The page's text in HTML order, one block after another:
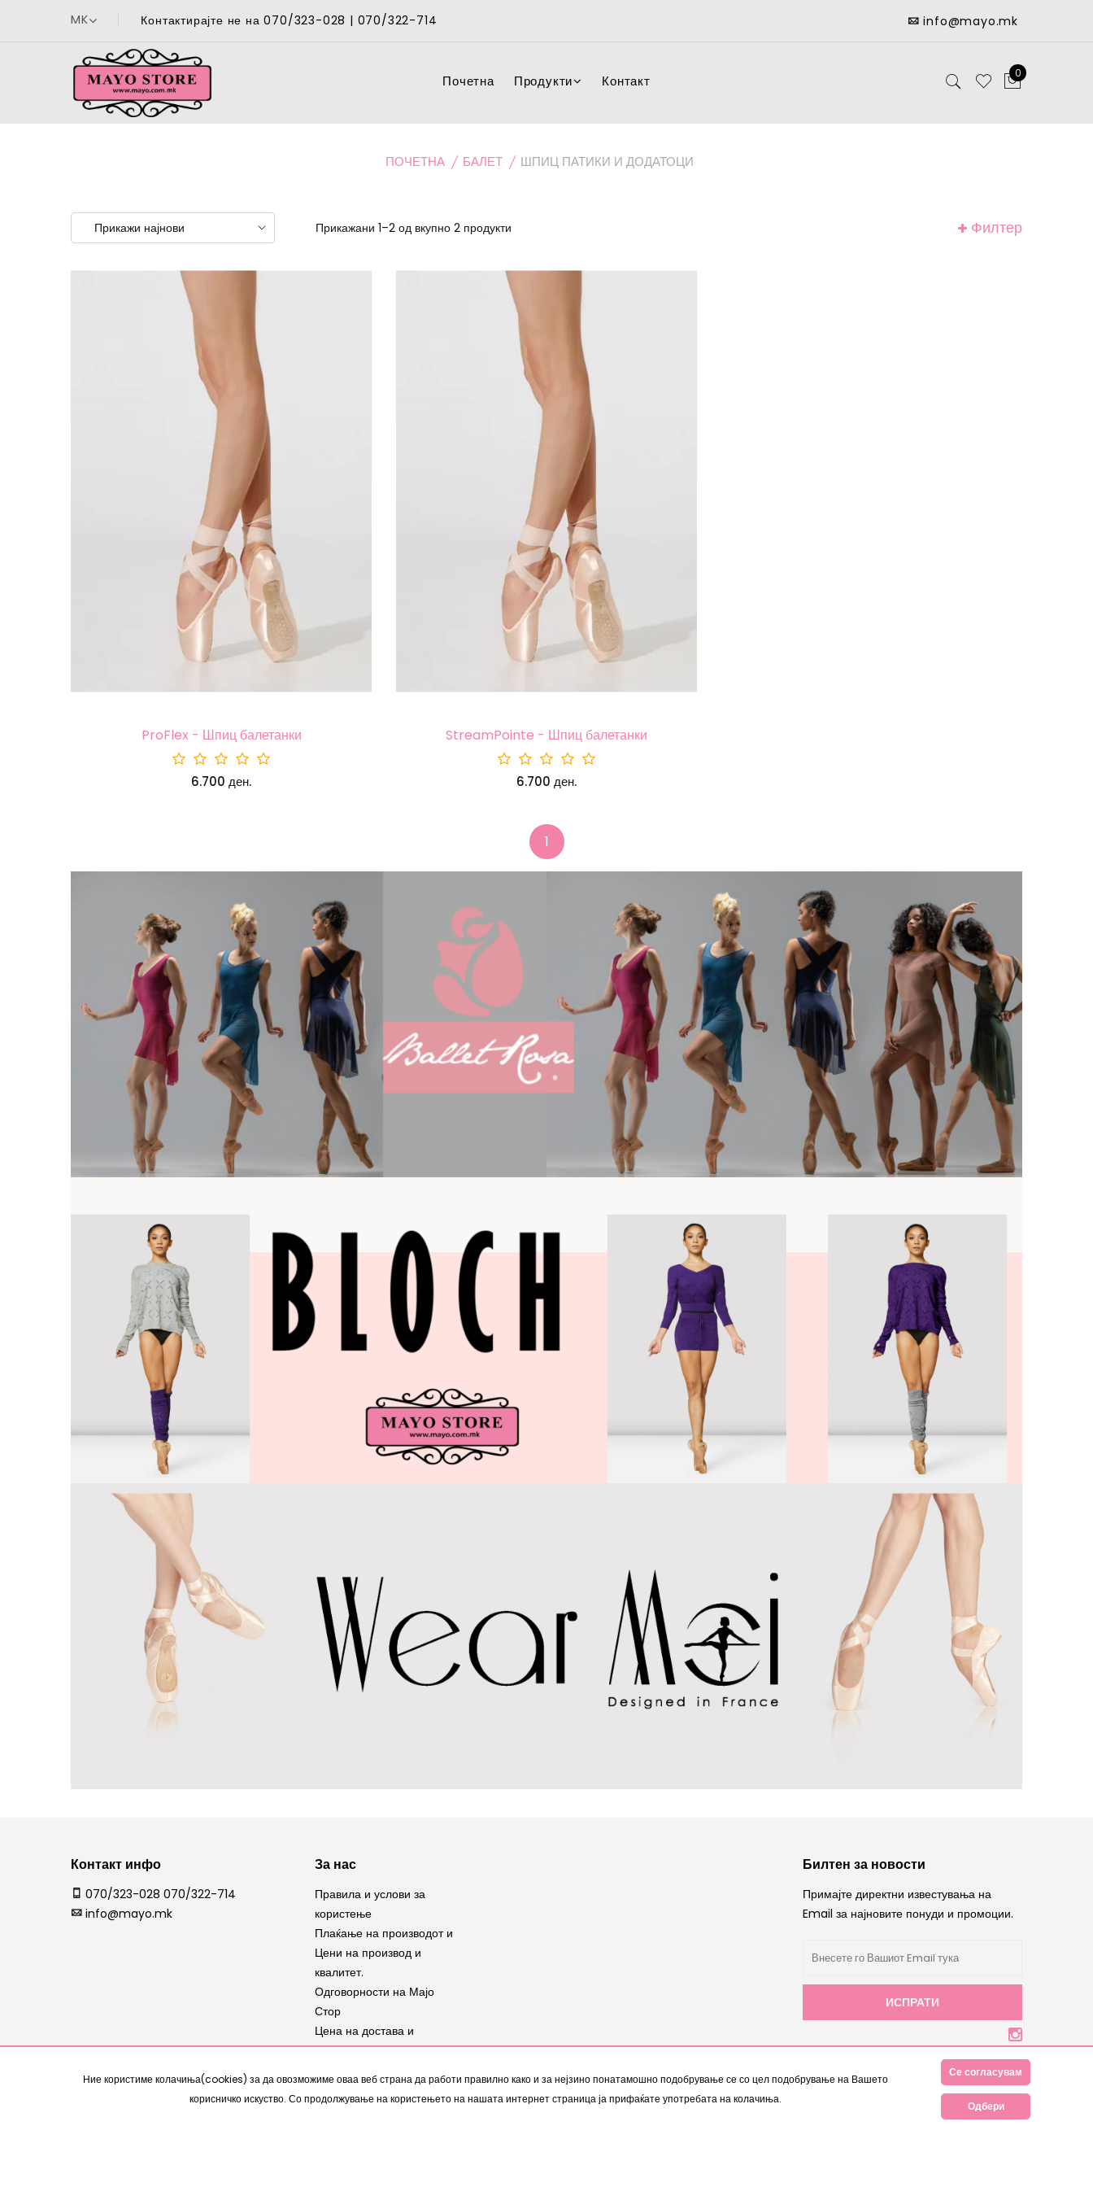
Ние користиме колачиња(cookies) за да овозможиме оваа веб страна да работи правилно како и за нејзино понатамошно подобрување се со цел подобрување на Вашето
корисничко искуство. Со продолжување на користењето на нашата интернет страница ја прифаќате употребата на колачиња.
Се согласувам
Одбери
MK Контактирајте не на 070/323-028 | 070/322-714 info@mayo.mk
Почетна Продукти Контакт 0
ПОЧЕТНА БАЛЕТ ШПИЦ ПАТИКИ И ДОДАТОЦИ
Прикажани 1–2 од вкупно 2 продукти Филтер
ProFlex - Шпиц балетанки
6.700 ден.
StreamPointe - Шпиц балетанки
6.700 ден.
1
Контакт инфо
070/323-028 070/322-714
info@mayo.mk
За нас
Правила и услови за
користење
Плаќање на производот и
Цени на производ и
квалитет.
Одговорности на Мајо
Стор
Цена на достава и
Испорака на производ
Билтен за новости
Примајте директни известувања на
Email за најновите понуди и промоции.
ИСПРАТИ